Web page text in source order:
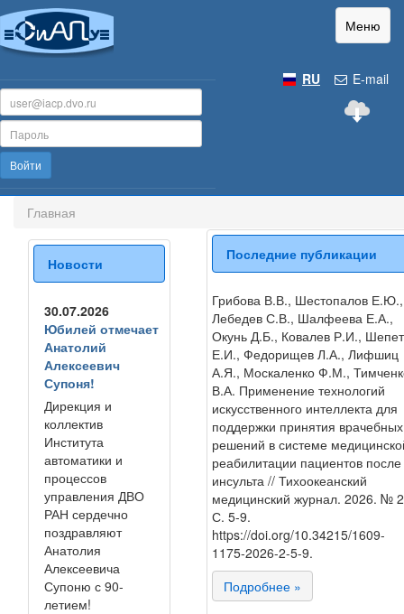
Меню
E-mail
RU
Войти
Главная
Новости
30.07.2026
Юбилей отмечает
Анатолий
Алексеевич
Супоня!
Дирекция и
коллектив
Института
автоматики и
процессов
управления ДВО
РАН сердечно
поздравляют
Анатолия
Алексеевича
Супоню с 90-
летием!
Последние публикации
Грибова В.В., Шестопалов Е.Ю.,
Лебедев С.В., Шалфеева Е.А.,
Окунь Д.Б., Ковалев Р.И.,
Е.И., Федорищев Л.А., Лифшиц
А.Я., Москаленко Ф.М.,
В.А. Применение технологий
искусственного интеллекта для
поддержки принятия врачебных
решений в системе
реабилитации пациентов после
инсульта // Тихоокеанский
медицинский журнал. 2026. №
С. 5-9.
https://doi.org/10.34215/1609-
1175-2026-2-5-9.
Подробнее »